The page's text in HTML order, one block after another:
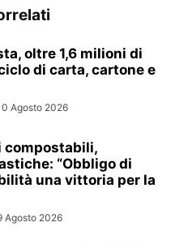
oltre 1,6 milioni di
di carta, cartone e
Agosto 2026
compostabili,
“Obbligo di
una vittoria per la
Agosto 2026